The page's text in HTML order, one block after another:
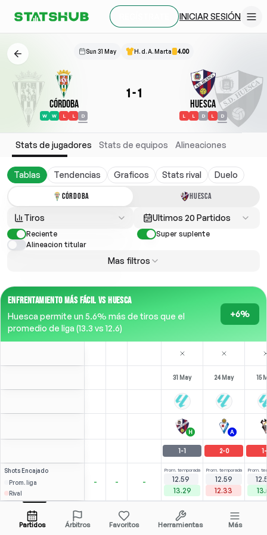
INICIAR SESIÓN
Sun 31 May H. d. A. Marta 4.00
Córdoba
W W L L D
1-1
Huesca
L L D L D
Stats de jugadores Stats de equipos Alineaciones
Tablas Tendencias Graficos Stats rival Duelo
CÓRDOBA HUESCA
Tiros Ultimos 20 Partidos
Reciente
Super suplente
Alineacion titular
Mas filtros
ENFRENTAMIENTO MÁS FÁCIL VS HUESCA
Huesca permite un 5.6% más de tiros que el
promedio de liga (13.3 vs 12.6)
+6%
31 May 24 May 15
H A
1-1 2-0 1-
Shots Encajado
Prom. liga
Rival
- - -
Prom. temporada
12.59
13.29
Prom. temporada
12.59
12.33
Prom.
J. González
RBTodas las cuotas (1)Abrir menú 2.53
88'
3 (1
RB-90'
)
90'
Partidos Árbitros Favoritos Herramientas Más